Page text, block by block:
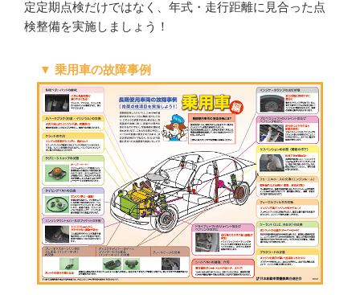
定定期点検だけではなく、年式・走行距離に見合った点
検整備を実施しましょう！
▼ 乗用車の故障事例